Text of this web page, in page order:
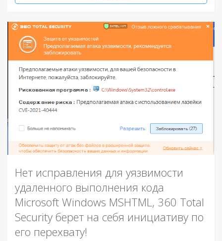
Нет исправления для уязвимости
удаленного выполнения кода
Microsoft Windows MSHTML, 360 Total
Security берет на себя инициативу по
его перехвату!